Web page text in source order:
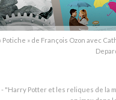
Potiche » de François Ozon avec
"Harry Potter et les reliques de la